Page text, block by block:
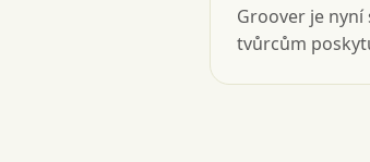
Groover je
tvůrcům